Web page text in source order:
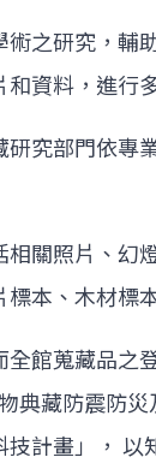
之研究，
資料，進行
究部門依
關照片、
本、木材標
館蒐藏品
典藏防震防
計畫」，